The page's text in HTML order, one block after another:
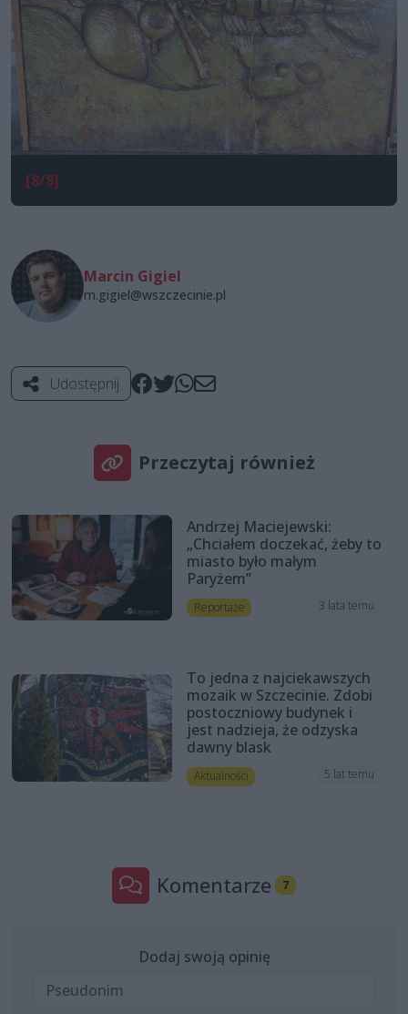
[8/8]
Marcin Gigiel
m.gigiel@wszczecinie.pl
Udostępnij
Przeczytaj również
Andrzej Maciejewski:
„Chciałem doczekać, żeby to
miasto było małym
Paryżem”
Reportaże 3 lata temu
To jedna z najciekawszych
mozaik w Szczecinie. Zdobi
postoczniowy budynek i
jest nadzieja, że odzyska
dawny blask
Aktualności 5 lat temu
Komentarze 7
Dodaj swoją opinię